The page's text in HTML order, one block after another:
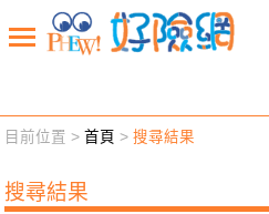
新聞觀點 業務交流
退休先準備 好險學堂
目前位置 >首頁 >搜尋結果
搜尋結果